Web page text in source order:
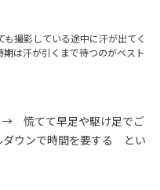
撮影している途中に汗が出てく
は汗が引くまで待つのがベスト
→ 慌てて早足や駆け足でご
ンで時間を要する とい